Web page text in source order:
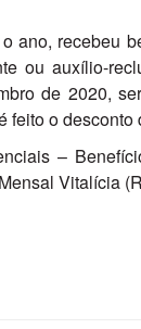
ano, recebeu
ou auxílio-
de 2020,
o desconto
–
Vitalícia